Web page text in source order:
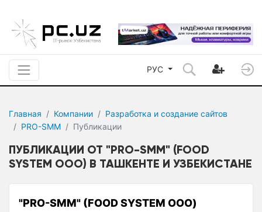
РУС
Главная Компании
Разработка и создание сайтов
PRO-SMM
Публикации
ПУБЛИКАЦИИ ОТ "PRO-SMM" (FOOD
SYSTEM ООО) В ТАШКЕНТЕ И УЗБЕКИСТАНЕ
"PRO-SMM" (FOOD SYSTEM ООО)